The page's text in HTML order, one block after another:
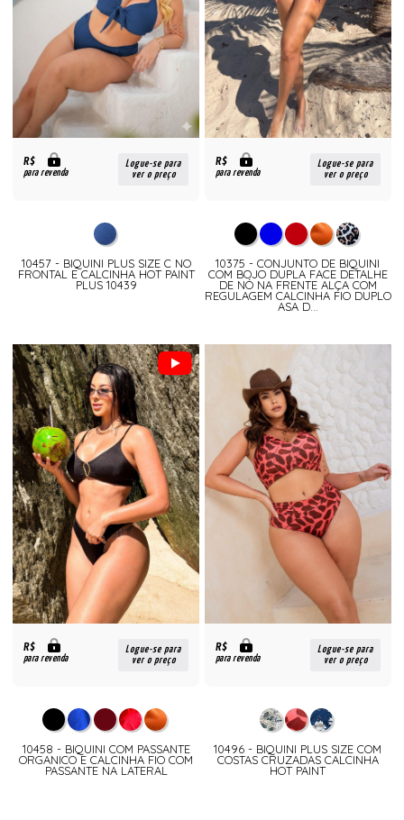
R$
para revenda
Logue-se para
ver o preço
10457 - BIQUINI PLUS SIZE C NO
FRONTAL E CALCINHA HOT PAINT
PLUS 10439
R$
para revenda
Logue-se para
ver o preço
10375 - CONJUNTO DE BIQUINI
COM BOJO DUPLA FACE DETALHE
DE NÓ NA FRENTE ALÇA COM
REGULAGEM CALCINHA FIO DUPLO
ASA D...
R$
para revenda
Logue-se para
ver o preço
10458 - BIQUINI COM PASSANTE
ORGANICO E CALCINHA FIO COM
PASSANTE NA LATERAL
R$
para revenda
Logue-se para
ver o preço
10496 - BIQUINI PLUS SIZE COM
COSTAS CRUZADAS CALCINHA
HOT PAINT